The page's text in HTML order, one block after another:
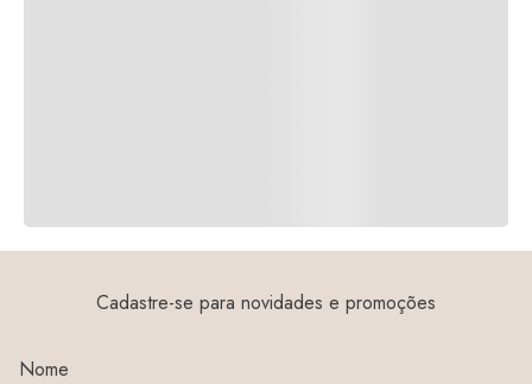
Cadastre-se para novidades e promoções
Nome